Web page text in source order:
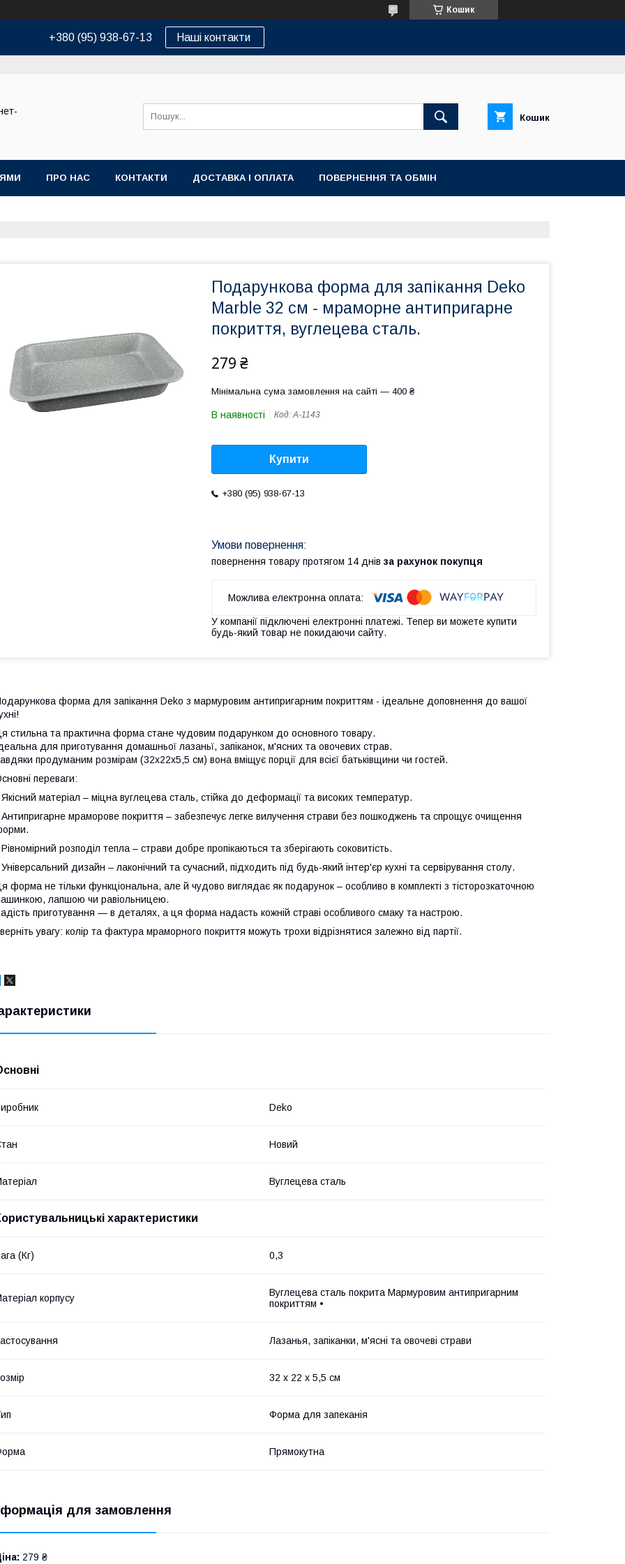
Кошик
+380 (95) 938-67-13 Наші контакти
Кошик
ПРО НАС КОНТАКТИ ДОСТАВКА І ОПЛАТА ПОВЕРНЕННЯ ТА ОБМІН
Подарункова форма для запікання Deko
Marble 32 см - мраморне антипригарне
покриття, вуглецева сталь.
279 ₴
Мінімальна сума замовлення на сайті — 400 ₴
В наявності Код:A-1143
Купити
+380 (95) 938-67-13
повернення товару протягом 14 днів за рахунок покупця
У компанії підключені електронні платежі. Тепер ви можете купити
будь-який товар не покидаючи сайту.
форма для запікання Deko з мармуровим антипригарним покриттям - ідеальне доповнення до вашої
стильна та практична форма стане чудовим подарунком до основного товару.
для приготування домашньої лазаньї, запіканок, м'ясних та овочевих страв.
продуманим розмірам (32х22х5,5 см) вона вміщує порції для всієї батьківщини чи гостей.
переваги:
Якісний матеріал – міцна вуглецева сталь, стійка до деформації та високих температур.
Антипригарне мраморове покриття – забезпечує легке вилучення страви без пошкоджень та спрощує очищення
Рівномірний розподіл тепла – страви добре пропікаються та зберігають соковитість.
Універсальний дизайн – лаконічний та сучасний, підходить під будь-який інтер'єр кухні та сервірування столу.
форма не тільки функціональна, але й чудово виглядає як подарунок – особливо в комплекті з тісторозкаточною
лапшою чи равіольницею.
приготування — в деталях, а ця форма надасть кожній страві особливого смаку та настрою.
увагу: колір та фактура мраморного покриття можуть трохи відрізнятися залежно від партії.
Deko
Новий
Вуглецева сталь
характеристики
(Кг) 0,3
корпусу
Вуглецева сталь покрита Мармуровим антипригарним
покриттям •
Лазанья, запіканки, м'ясні та овочеві страви
32 х 22 х 5,5 см
Форма для запеканія
Прямокутна
для замовлення
279 ₴